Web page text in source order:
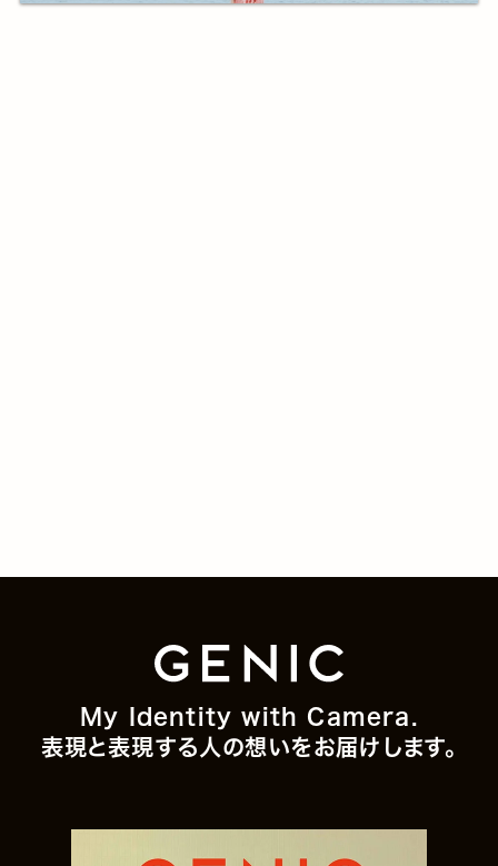
My Identity with Camera.
表現と表現する人の想いをお届けします。